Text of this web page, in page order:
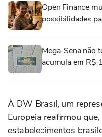
Open Finance
possibilidades
Mega-Sena não
acumula em R$
À DW Brasil, um
Europeia reafirmou
estabelecimentos